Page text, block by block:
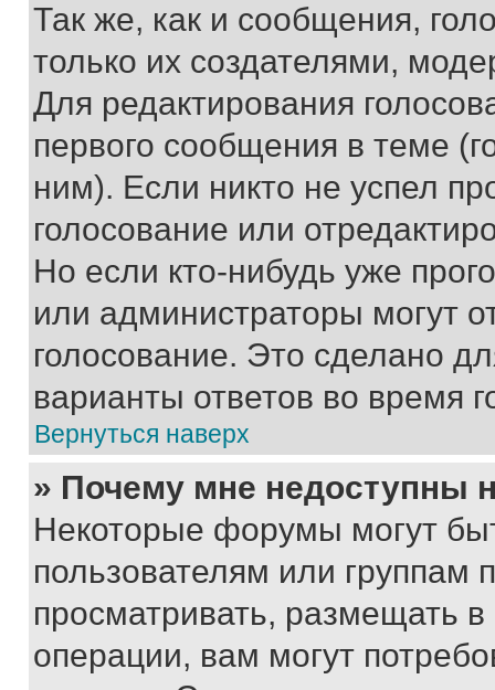
Так же, как и сообщения,
только их создателями,
Для редактирования
первого сообщения в теме
ним). Если никто не успел
голосование или
Но если кто-нибудь уже
или администраторы могут
голосование. Это сделано
варианты ответов во время
Вернуться наверх
» Почему мне недоступны
Некоторые форумы могут
пользователям или группам
просматривать, размещать
операции, вам могут